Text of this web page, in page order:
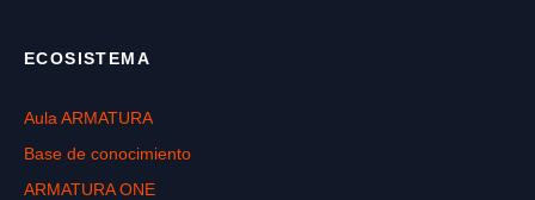
ECOSISTEMA
Aula ARMATURA
Base de conocimiento
ARMATURA ONE